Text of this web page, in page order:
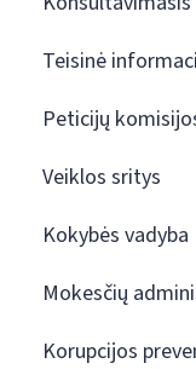
Teisinė
Peticijų
Veiklos sritys
Kokybės vadyba
Mokesčių
Korupcijos